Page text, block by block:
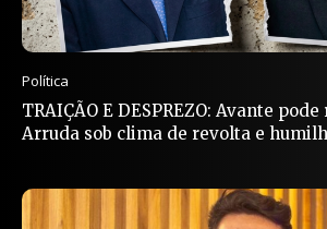
Política
TRAIÇÃO E DESPREZO: Avante
Arruda sob clima de revolta e